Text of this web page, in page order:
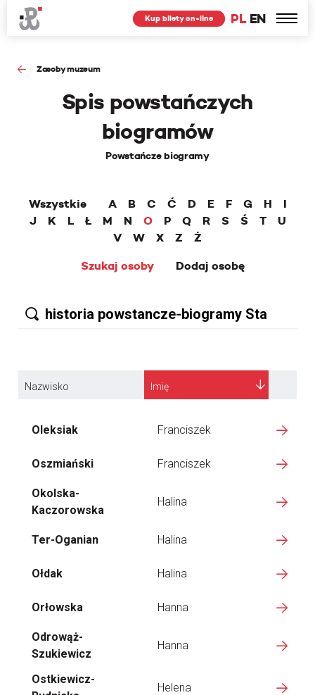
PL EN
Kup bilety on-line
Zasoby muzeum
Spis powstańczych
biogramów
Powstańcze biogramy
Wszystkie A B C Ć D E F G H
I
J
K L Ł M N O P Q R S Ś T
U
V
W X Z
Ż
Szukaj osoby
Dodaj osobę
Nazwisko Imię
Oleksiak Franciszek
Oszmiański Franciszek
Okolska-
Kaczorowska
Halina
Ter-Oganian Halina
Ołdak Halina
Orłowska Hanna
Odrowąż-
Szukiewicz
Hanna
Ostkiewicz-
Helena